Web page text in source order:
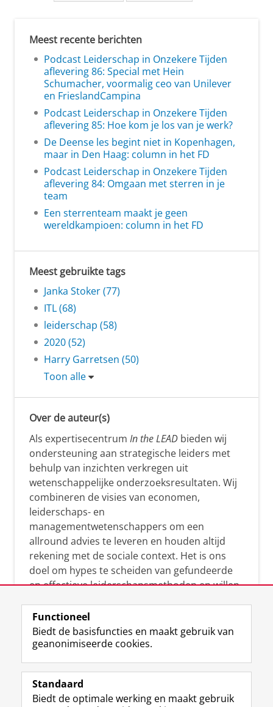
Meest recente berichten
Podcast Leiderschap in Onzekere Tijden
aflevering 86: Special met Hein
Schumacher, voormalig ceo van Unilever
en FrieslandCampina
Podcast Leiderschap in Onzekere Tijden
aflevering 85: Hoe kom je los van je werk?
De Deense les begint niet in Kopenhagen,
maar in Den Haag: column in het FD
Podcast Leiderschap in Onzekere Tijden
aflevering 84: Omgaan met sterren in je
team
Een sterrenteam maakt je geen
wereldkampioen: column in het FD
Meest gebruikte tags
Janka Stoker (77)
ITL (68)
leiderschap (58)
2020 (52)
Harry Garretsen (50)
Toon alle
Over de auteur(s)
Als expertisecentrum In the LEAD bieden wij
ondersteuning aan strategische leiders met
behulp van inzichten verkregen uit
wetenschappelijke onderzoeksresultaten. Wij
combineren de visies van economen,
leiderschaps- en
managementwetenschappers om een
allround advies te leveren en houden altijd
rekening met de sociale context. Het is ons
doel om hypes te scheiden van gefundeerde
en effectieve leiderschapsmethoden en willen
manier te reageren op economische en
maatschappelijke kwesties. Samen tillen wij
het leiderschap in uw organisatie naar een
Functioneel
Biedt de basisfuncties en maakt gebruik van
geanonimiseerde cookies.
Standaard
Biedt de optimale werking en maakt gebruik